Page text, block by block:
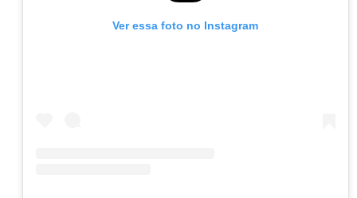
Ver essa foto no Instagram